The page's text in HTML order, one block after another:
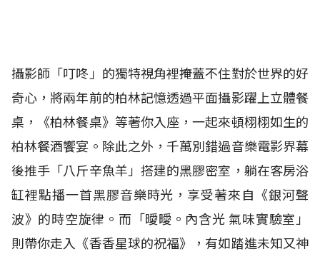
攝影師「叮咚」的獨特視角裡掩蓋不住對於世界的好
奇心，將兩年前的柏林記憶透過平面攝影躍上立體餐
桌，《柏林餐桌》等著你入座，一起來頓栩栩如生的
柏林餐酒饗宴。除此之外，千萬別錯過音樂電影界幕
後推手「八斤辛魚羊」搭建的黑膠密室，躺在客房浴
缸裡點播一首黑膠音樂時光，享受著來自《銀河聲
波》的時空旋律。而「曖曖。內含光 氣味實驗室」
則帶你走入《香香星球的祝福》，有如踏進未知又神